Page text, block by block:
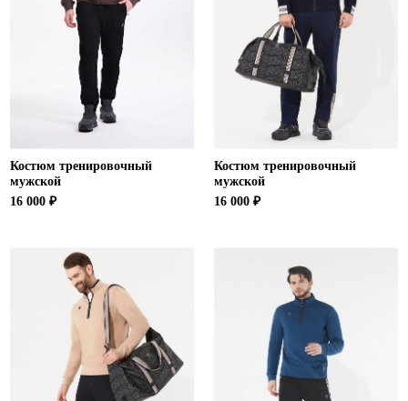
Костюм тренировочный
мужской
16 000 ₽
Костюм тренировочный
мужской
16 000 ₽